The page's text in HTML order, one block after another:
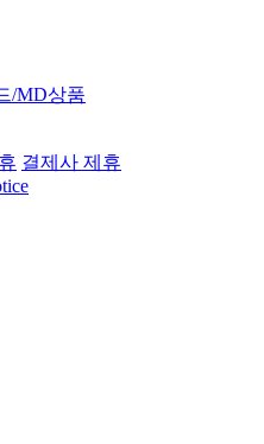
/MD상품
결제사 제휴